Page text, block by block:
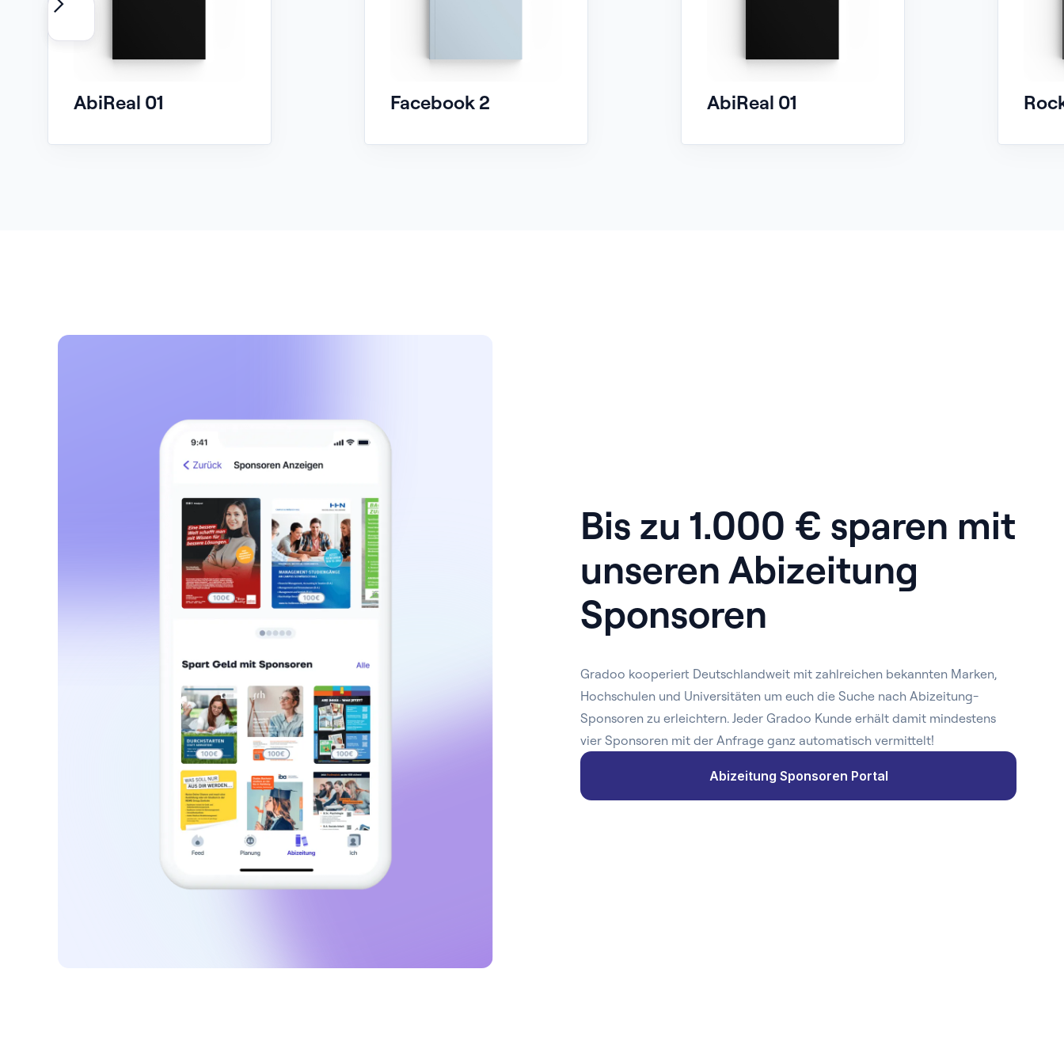
AbiReal 01 Facebook 2 AbiReal 01
Bis zu 1.000 € sparen mit
unseren Abizeitung
Sponsoren
Gradoo kooperiert Deutschlandweit mit zahlreichen bekannten Marken,
Hochschulen und Universitäten um euch die Suche nach Abizeitung-
Sponsoren zu erleichtern. Jeder Gradoo Kunde erhält damit mindestens
vier Sponsoren mit der Anfrage ganz automatisch vermittelt!
Abizeitung Sponsoren Portal